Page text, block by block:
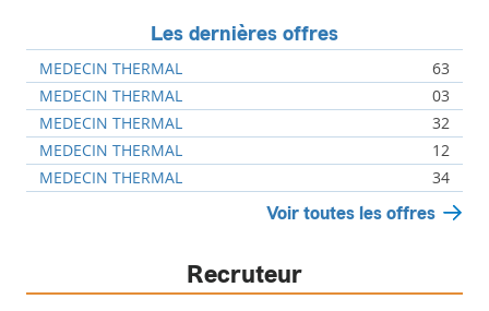
Les dernières offres
MEDECIN THERMAL
63
MEDECIN THERMAL
03
MEDECIN THERMAL
32
MEDECIN THERMAL
12
MEDECIN THERMAL
34
Voir toutes les offres
Recruteur